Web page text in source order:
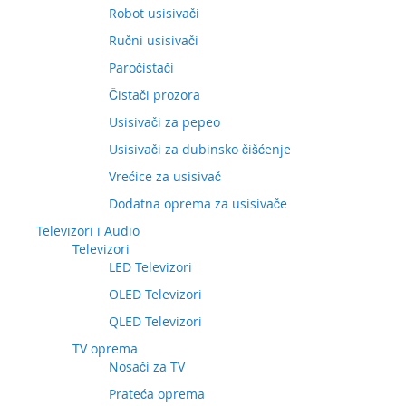
Robot usisivači
Ručni usisivači
Paročistači
Čistači prozora
Usisivači za pepeo
Usisivači za dubinsko čišćenje
Vrećice za usisivač
Dodatna oprema za usisivače
Televizori i Audio
Televizori
LED Televizori
OLED Televizori
QLED Televizori
TV oprema
Nosači za TV
Prateća oprema